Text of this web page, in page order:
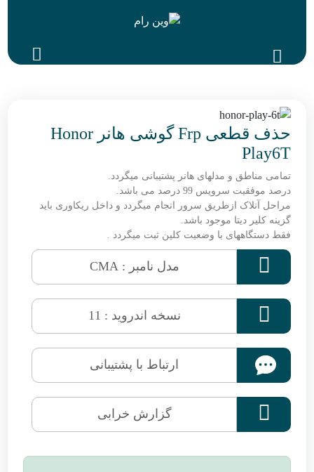
حذف قطعی Frp گوشی هانر Honor
Play6T
تمامی مناطق و مدلهای هانر پشتیبانی میگردد.
درصد موفقیت سرویس 99 درصد می باشد.
مراحل آنلاک ازطریق سرور انجام میگردد و داخل ریکاوری باید
گزینه کلیر دیتا موجود باشد.
فقط دستگاههای با وضعیت کلین ثبت میگردد .
 مدل نامبر : CMA
 نسخه اندروید : 11
ارتباط با پشتیبانی
 گزارش خرابی